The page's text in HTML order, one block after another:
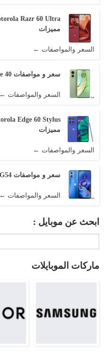
مميزات
السعر والمواصفات ←
سعر و مواصفات Motorola Edge 40
السعر والمواصفات ←
مميزات
السعر والمواصفات ←
سعر و مواصفات Motorola Moto G54
السعر والمواصفات ←
ابحث عن موبايل :
ماركات الموبايلات